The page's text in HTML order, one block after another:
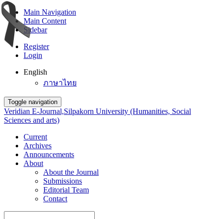
Main Navigation
Main Content
Sidebar
Register
Login
English
ภาษาไทย
Toggle navigation
Veridian E-Journal,Silpakorn University (Humanities, Social
Sciences and arts)
Current
Archives
Announcements
About
About the Journal
Submissions
Editorial Team
Contact